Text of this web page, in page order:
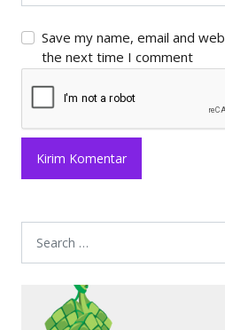
Save my name, email and
the next time I comment